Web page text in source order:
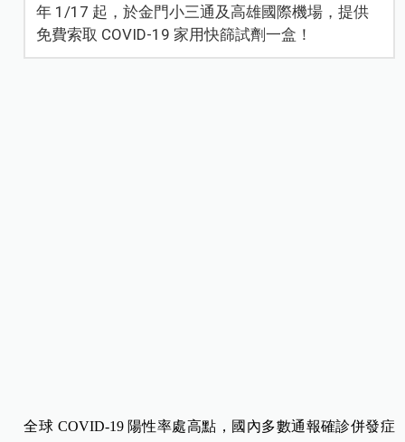
年 1/17 起，於金門小三通及高雄國際機場，提供
免費索取 COVID-19 家用快篩試劑一盒！
全球 COVID-19 陽性率處高點，國內多數通報確診併發症